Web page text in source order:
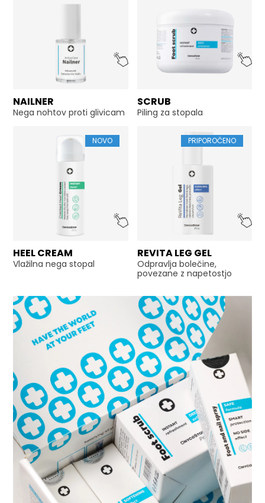
NAILNER
Nega nohtov proti glivicam
SCRUB
Piling za stopala
NOVO
HEEL CREAM
Vlažilna nega stopal
PRIPOROČENO
REVITA LEG GEL
Odpravlja bolečine,
povezane z napetostjo